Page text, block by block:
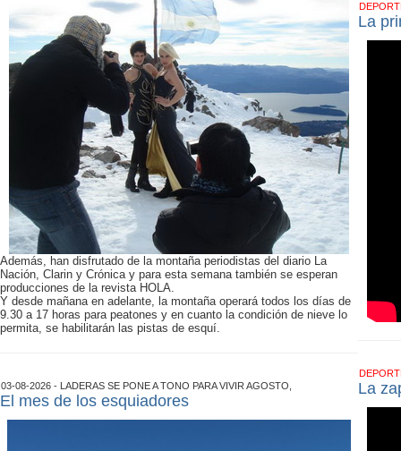
Además, han disfrutado de la montaña periodistas del diario La
Nación, Clarin y Crónica y para esta semana también se esperan
producciones de la revista HOLA.
Y desde mañana en adelante, la montaña operará todos los días de
9.30 a 17 horas para peatones y en cuanto la condición de nieve lo
permita, se habilitarán las pistas de esquí.
03-08-2026 - LADERAS SE PONE A TONO PARA VIVIR AGOSTO,
El mes de los esquiadores
La
La